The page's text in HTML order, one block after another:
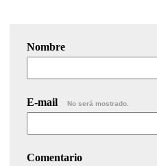
Nombre
E-mail No será mostrado.
Comentario